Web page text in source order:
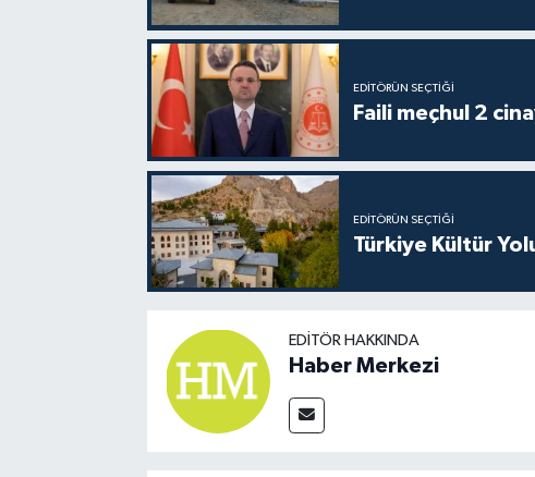
EDITÖRÜN SEÇTIĞI
Faili meçhul 2
EDITÖRÜN SEÇTIĞI
Türkiye Kültür
EDITÖR HAKKINDA
Haber Merkezi